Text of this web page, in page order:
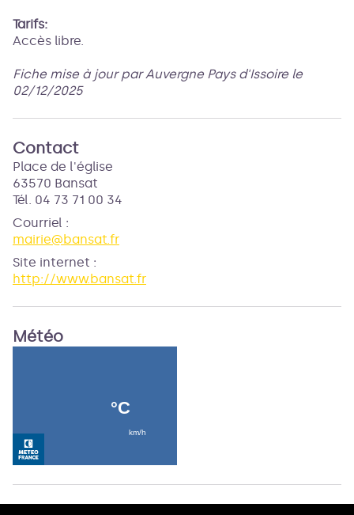
Tarifs:
Accès libre.
Fiche mise à jour par Auvergne Pays d'Issoire le
02/12/2025
Contact
Place de l'église
63570 Bansat
Tél. 04 73 71 00 34
Courriel :
mairie@bansat.fr
Site internet :
http://www.bansat.fr
Météo